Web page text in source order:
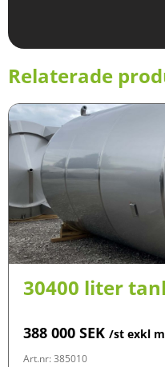
Relaterade
30400 liter
388 000 SEK /st exkl
Art.nr: 385010